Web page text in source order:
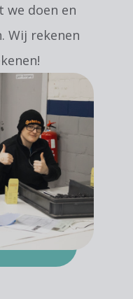
we doen en
Wij rekenen